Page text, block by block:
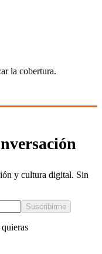
la cobertura.
y cultura digital. Sin
Suscribirme